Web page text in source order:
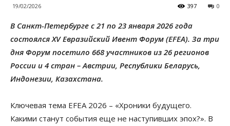
19/02/2026 0
397
В Санкт-Петербурге с 21 по 23 января 2026 года
состоялся XV Евразийский Ивент Форум (EFEA). За три
дня Форум посетило 668 участников из 26 регионов
России и 4 стран – Австрии, Республики Беларусь,
Индонезии, Казахстана.
Ключевая тема EFEA 2026 – «Хроники будущего.
Какими станут события еще не наступивших эпох?». В